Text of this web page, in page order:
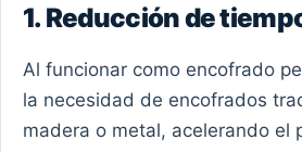
1. Reducción de
Al funcionar como encofrado
la necesidad de encofrados
madera o metal, acelerando el